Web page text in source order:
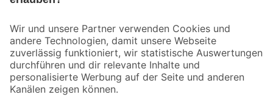
bewegliches 360°-Drehgelenk und eignen sich mit ihrer
Gummierung auch für empfindliche Laminat- und Parkettböden.
Bei normalem Stand des Trockners haben die Rollen keinen
Bodenkontakt, so dass der Wäscheständer auch mit Rollen
stabil und sicher steht. Passend auf fast alle 'Pegasus'- und
'Condor'-Modelle ab Baujahr 2010 (außer Pegasus 120